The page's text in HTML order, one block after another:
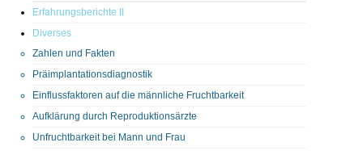
Erfahrungsberichte II
Diverses
Zahlen und Fakten
Präimplantationsdiagnostik
Einflussfaktoren auf die männliche Fruchtbarkeit
Aufklärung durch Reproduktionsärzte
Unfruchtbarkeit bei Mann und Frau